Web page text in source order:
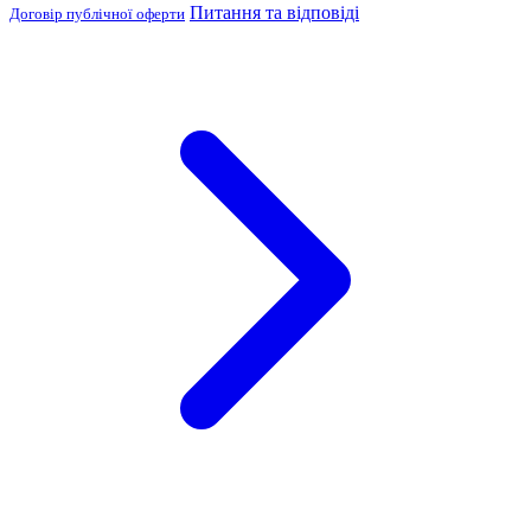
Договір публічної оферти Питання та відповіді